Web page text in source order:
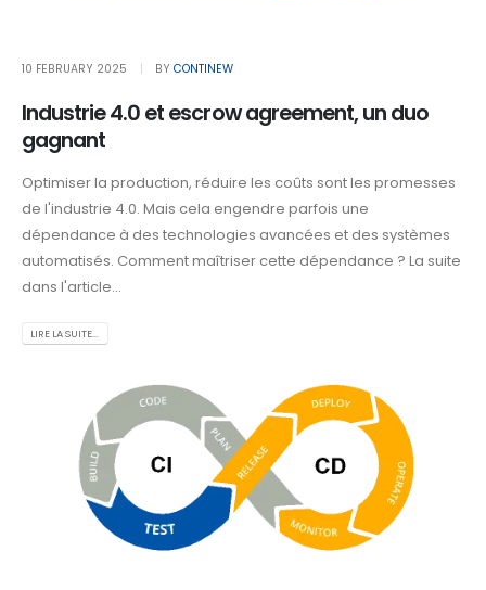
10 FEBRUARY 2025 BY CONTINEW
Industrie 4.0 et escrow agreement, un duo
gagnant
Optimiser la production, réduire les coûts sont les promesses
de l'industrie 4.0. Mais cela engendre parfois une
dépendance à des technologies avancées et des systèmes
automatisés. Comment maîtriser cette dépendance ? La suite
dans l'article...
LIRE LA SUITE...